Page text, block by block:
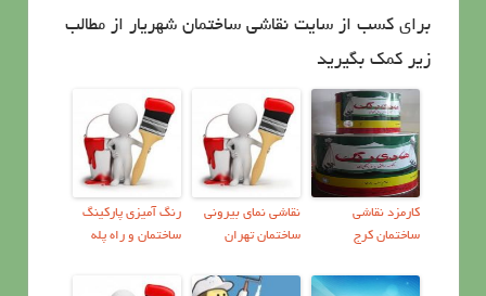
برای کسب از سایت نقاشی ساختمان شهریار از مطالب
زیر کمک بگیرید
کارمزد نقاشی
ساختمان کرج
نقاشی نمای بیرونی
ساختمان تهران
رنگ آمیزی پارکینگ
ساختمان و راه پله